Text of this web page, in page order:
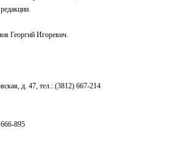
Георгий Игоревич.
д. 47, тел.: (3812) 667-214
895